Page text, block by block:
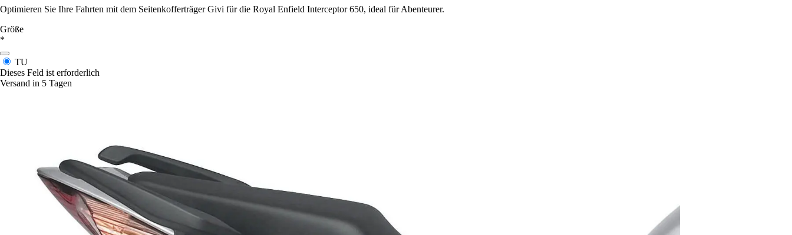
Optimieren Sie Ihre Fahrten mit dem Seitenkofferträger Givi für die Royal Enfield Interceptor 650, ideal für Abenteurer.
Größe
*
TU
Dieses Feld ist erforderlich
Versand in 5 Tagen